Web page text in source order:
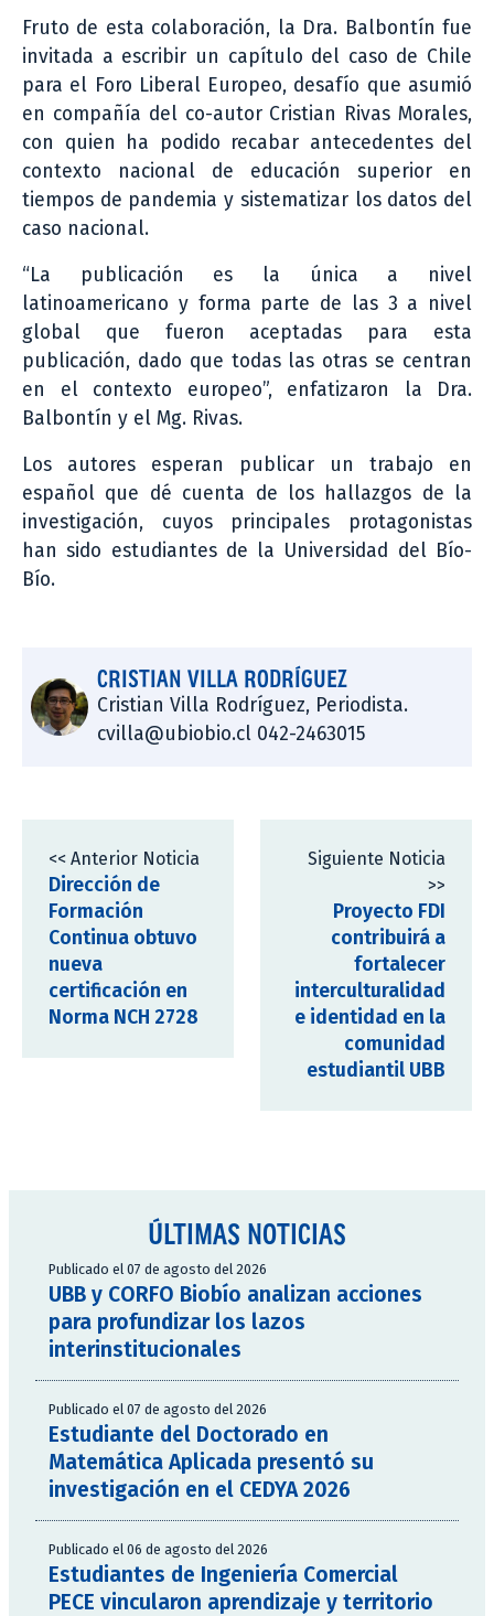
Fruto de esta colaboración, la Dra. Balbontín fue
invitada a escribir un capítulo del caso de Chile
para el Foro Liberal Europeo, desafío que asumió
en compañía del co-autor Cristian Rivas Morales,
con quien ha podido recabar antecedentes del
contexto nacional de educación superior en
tiempos de pandemia y sistematizar los datos del
caso nacional.
“La publicación es la única a nivel
latinoamericano y forma parte de las 3 a nivel
global que fueron aceptadas para esta
publicación, dado que todas las otras se centran
en el contexto europeo”, enfatizaron la Dra.
Balbontín y el Mg. Rivas.
Los autores esperan publicar un trabajo en
español que dé cuenta de los hallazgos de la
investigación, cuyos principales protagonistas
han sido estudiantes de la Universidad del Bío-
Bío.
CRISTIAN VILLA RODRÍGUEZ
Cristian Villa Rodríguez, Periodista.
cvilla@ubiobio.cl 042-2463015
<< Anterior Noticia
Dirección de
Formación
Continua obtuvo
nueva
certificación en
Norma NCH 2728
Siguiente Noticia
>>
Proyecto FDI
contribuirá a
fortalecer
interculturalidad
e identidad en la
comunidad
estudiantil UBB
ÚLTIMAS NOTICIAS
Publicado el 07 de agosto del 2026
UBB y CORFO Biobío analizan acciones
para profundizar los lazos
interinstitucionales
Publicado el 07 de agosto del 2026
Estudiante del Doctorado en
Matemática Aplicada presentó su
investigación en el CEDYA 2026
Publicado el 06 de agosto del 2026
Estudiantes de Ingeniería Comercial
PECE vincularon aprendizaje y territorio